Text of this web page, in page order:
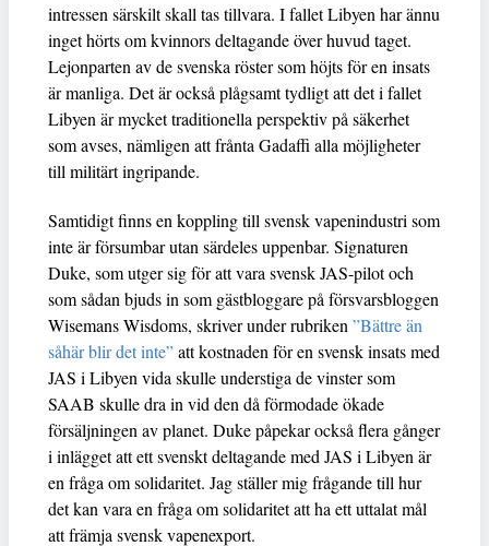
intressen särskilt skall tas tillvara. I fallet Libyen har ännu
inget hörts om kvinnors deltagande över huvud taget.
Lejonparten av de svenska röster som höjts för en insats
är manliga. Det är också plågsamt tydligt att det i fallet
Libyen är mycket traditionella perspektiv på säkerhet
som avses, nämligen att frånta Gadaffi alla möjligheter
till militärt ingripande.
Samtidigt finns en koppling till svensk vapenindustri som
inte är försumbar utan särdeles uppenbar. Signaturen
Duke, som utger sig för att vara svensk JAS-pilot och
som sådan bjuds in som gästbloggare på försvarsbloggen
Wisemans Wisdoms, skriver under rubriken ”Bättre än
såhär blir det inte”att kostnaden för en svensk insats med
JAS i Libyen vida skulle understiga de vinster som
SAAB skulle dra in vid den då förmodade ökade
försäljningen av planet. Duke påpekar också flera gånger
i inlägget att ett svenskt deltagande med JAS i Libyen är
en fråga om solidaritet. Jag ställer mig frågande till hur
det kan vara en fråga om solidaritet att ha ett uttalat mål
att främja svensk vapenexport.